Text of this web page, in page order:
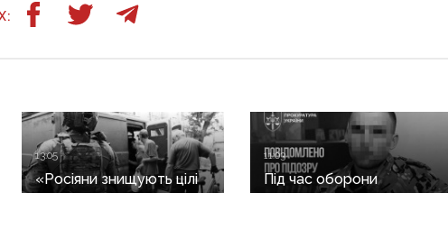
13:05
«Росіяни знищують цілі
11:03
Під час оборони